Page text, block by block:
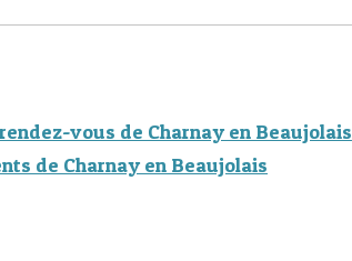
vous de Charnay en Beaujolais
de Charnay en Beaujolais